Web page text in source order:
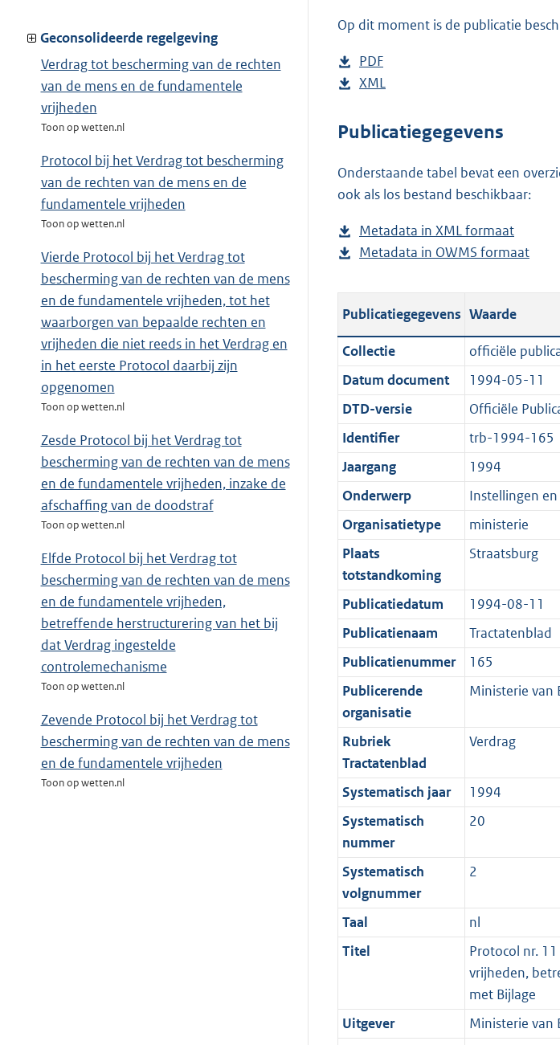
Geconsolideerde regelgeving
Verdrag tot bescherming van de rechten
van de mens en de fundamentele
vrijheden
Toon op wetten.nl
Protocol bij het Verdrag tot bescherming
van de rechten van de mens en de
fundamentele vrijheden
Toon op wetten.nl
Vierde Protocol bij het Verdrag tot
bescherming van de rechten van de mens
en de fundamentele vrijheden, tot het
waarborgen van bepaalde rechten en
vrijheden die niet reeds in het Verdrag en
in het eerste Protocol daarbij zijn
opgenomen
Toon op wetten.nl
Zesde Protocol bij het Verdrag tot
bescherming van de rechten van de mens
en de fundamentele vrijheden, inzake de
afschaffing van de doodstraf
Toon op wetten.nl
Elfde Protocol bij het Verdrag tot
bescherming van de rechten van de mens
en de fundamentele vrijheden,
betreffende herstructurering van het bij
dat Verdrag ingestelde
controlemechanisme
Toon op wetten.nl
Zevende Protocol bij het Verdrag tot
bescherming van de rechten van de mens
en de fundamentele vrijheden
Toon op wetten.nl
Op dit moment is de publicatie
D
o
n
o
a
p
u
i
c
a
t
i
e
i
n
f
o
r
m
a
a
t
PDF
e
t
n
d
g
r
t
t
e
6
1
3
K
b
D
w
l
o
d
p
l
i
c
a
t
i
e
i
n
f
o
r
m
a
a
t
XML
s
a
n
s
g
o
t
t
e
:
0
K
b
Publicatiegegevens
Onderstaande tabel bevat een
ook als los bestand beschikbaar:
Metadata in XML formaat
e
t
a
n
d
s
g
r
o
t
t
e
:
K
b
Metadata in OWMS formaat
s
a
n
d
s
g
r
o
t
e
2
K
b
Publicatiegegevens Waarde
Collectie
officiële
Datum document
1994-05-11
DTD-versie
Officiële
Identifier
trb-1994-165
Jaargang
1994
Onderwerp
Instellingen
Organisatietype
ministerie
Plaats
totstandkoming
Straatsburg
Publicatiedatum
1994-08-11
Publicatienaam
Tractatenblad
Publicatienummer
165
Publicerende
organisatie
Ministerie van
Rubriek
Tractatenblad
Verdrag
Systematisch jaar
1994
Systematisch
nummer
20
Systematisch
volgnummer
2
Taal
nl
Titel
Protocol nr.
vrijheden,
met Bijlage
Uitgever
Ministerie van